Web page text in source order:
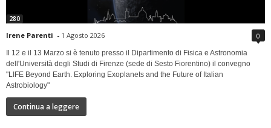
280
Irene Parenti - 1 Agosto 2026 0
Il 12 e il 13 Marzo si è tenuto presso il Dipartimento di Fisica e Astronomia
dell'Università degli Studi di Firenze (sede di Sesto Fiorentino) il convegno
"LIFE Beyond Earth. Exploring Exoplanets and the Future of Italian
Astrobiology"
Continua a leggere